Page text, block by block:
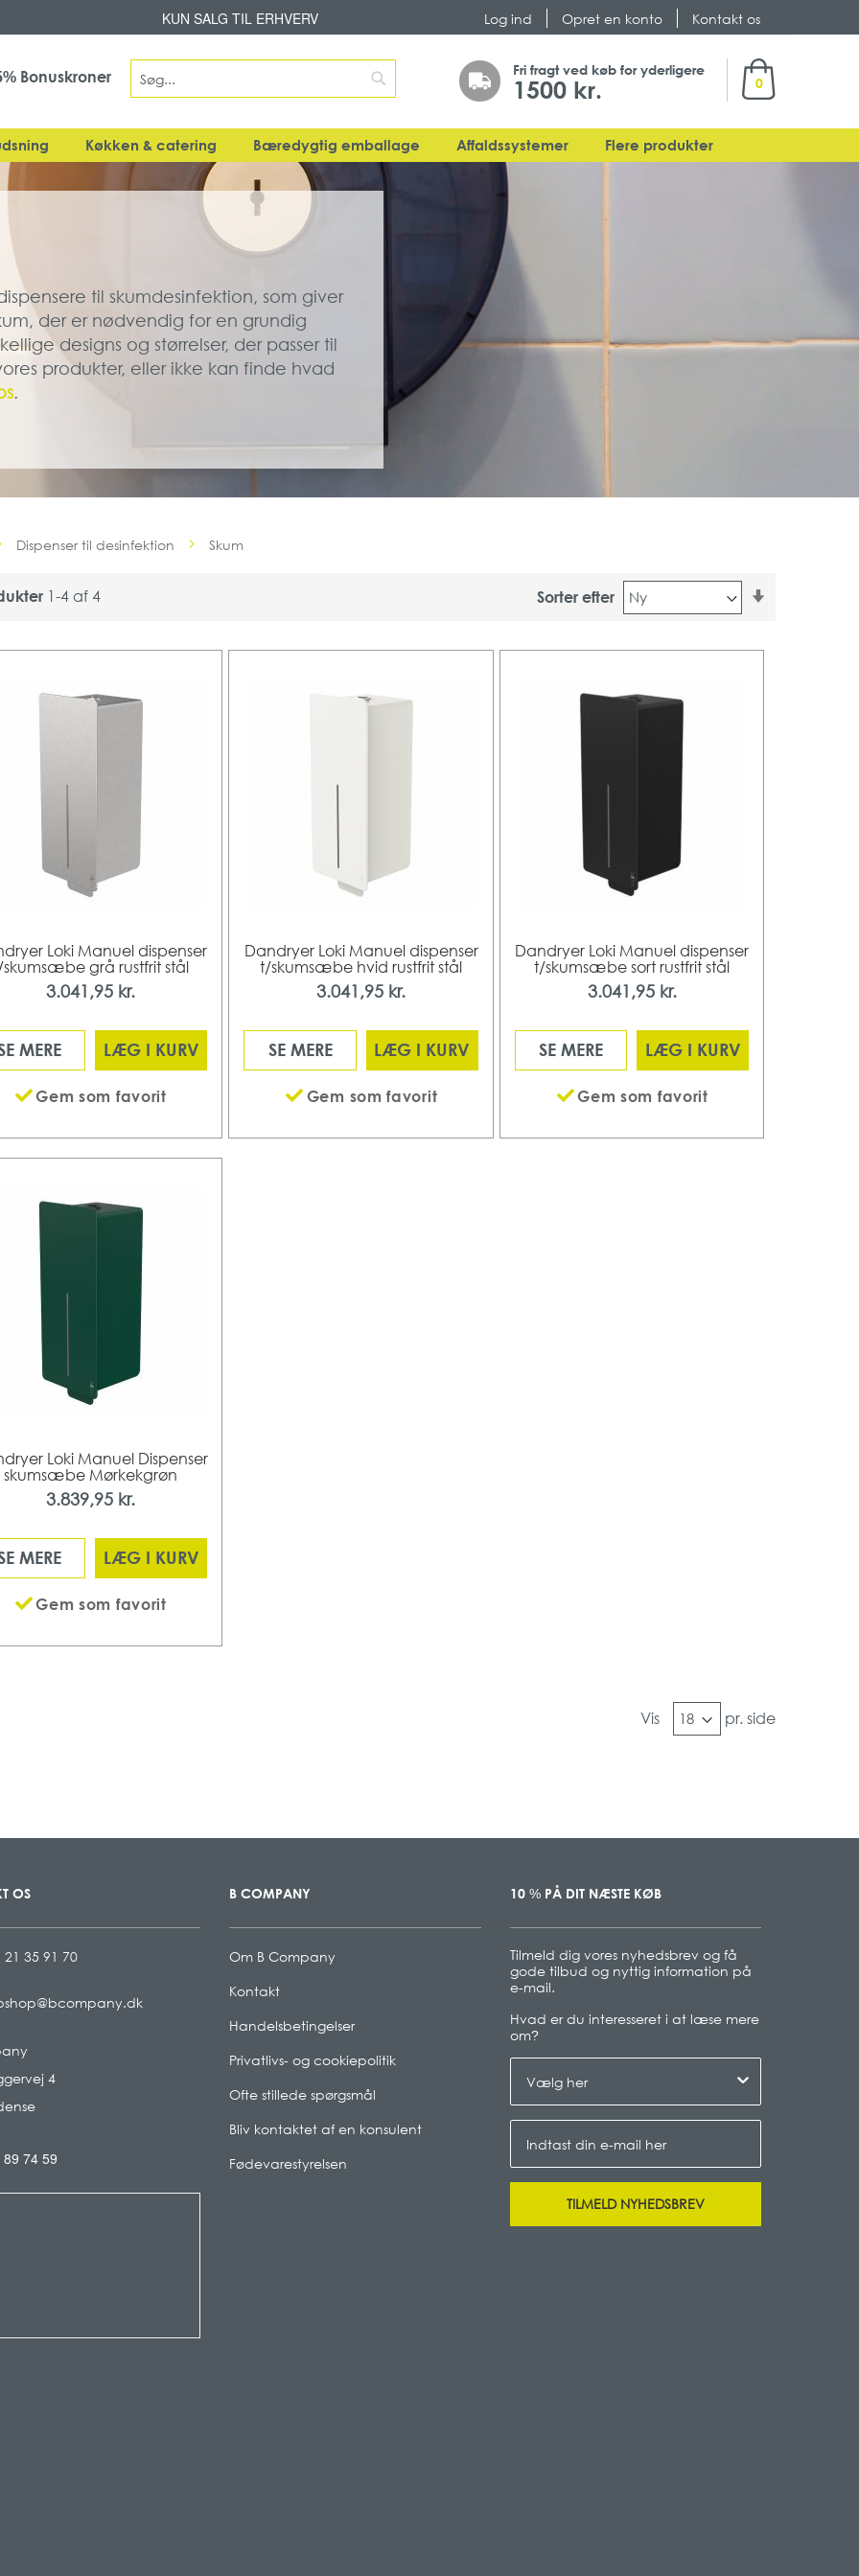
Skip
to
Content
Log ind Opret en konto Kontakt os
KUN SALG TIL ERHVERV
0
Fri fragt ved køb for yderligere
1500 kr.
Search
Search
Bonuskroner
Køkken & catering Bæredygtig emballage Affaldssystemer Flere produkter
til skumdesinfektion, som giver
der er nødvendig for en grundig
designs og størrelser, der passer til
produkter, eller ikke kan finde hvad
.
Dispenser til desinfektion Skum
1-4af 4 Sorter efter
Loki Manuel dispenser
grå rustfrit stål
3.041,95 kr.
MERE LÆG I KURV
Gem som favorit
Dandryer Loki Manuel dispenser
t/skumsæbe hvid rustfrit stål
3.041,95 kr.
SE MERE LÆG I KURV
Gem som favorit
Dandryer Loki Manuel dispenser
t/skumsæbe sort rustfrit stål
3.041,95 kr.
SE MERE LÆG I KURV
Gem som favorit
Loki Manuel Dispenser
skumsæbe Mørkekgrøn
3.839,95 kr.
MERE LÆG I KURV
Gem som favorit
Vis pr. side
OS
35 91 70
4
74 59
B COMPANY
Om B Company
Kontakt
Handelsbetingelser
Privatlivs- og cookiepolitik
Ofte stillede spørgsmål
Bliv kontaktet af en konsulent
Fødevarestyrelsen
10 %PÅ DIT NÆSTE KØB
Tilmeld dig vores nyhedsbrev og få
gode tilbud og nyttig information på
e-mail.
Hvad er du interesseret i at læse mere
om?
TILMELD NYHEDSBREV